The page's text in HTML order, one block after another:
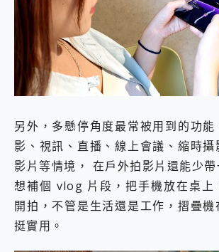
另外，多懸停角度最常被用到的功
影、視訊、直播、線上會議、縮時
影片等情境， 在戶外拍影片還能少
想補個 vlog 片段，把手機放在桌上
開拍，不管是生活還是工作，摺疊
挺實用。